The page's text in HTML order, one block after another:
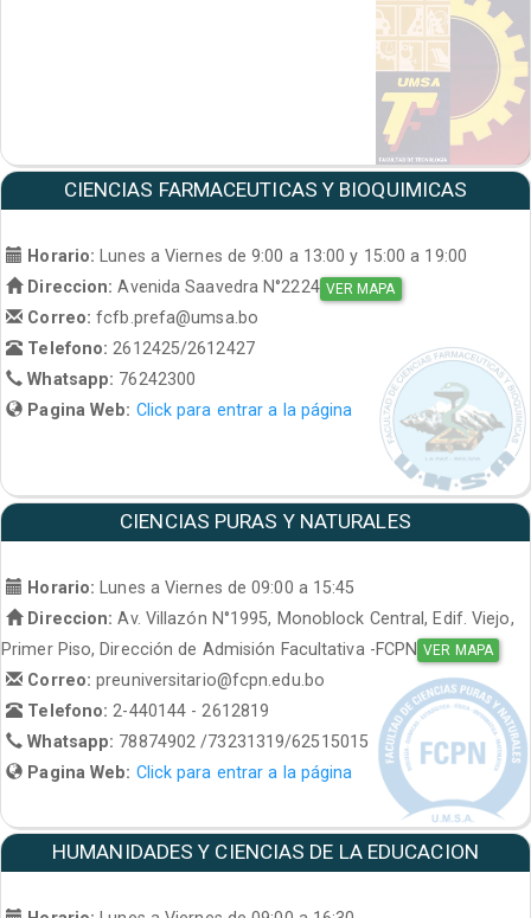
CIENCIAS FARMACEUTICAS Y BIOQUIMICAS
Horario: Lunes a Viernes de 9:00 a 13:00 y 15:00 a 19:00
Direccion: Avenida Saavedra N°2224 VER MAPA
Correo:fcfb.prefa@umsa.bo
Telefono:2612425/2612427
Whatsapp: 76242300
Pagina Web: Click para entrar a la página
CIENCIAS PURAS Y NATURALES
Horario:
Lunes a Viernes de 09:00 a 15:45
Direccion: Av. Villazón N°1995, Monoblock Central, Edif. Viejo,
Primer Piso, Dirección de Admisión Facultativa -FCPN VER MAPA
Correo:preuniversitario@fcpn.edu.bo
Telefono: 2-440144 - 2612819
Whatsapp: 78874902 /73231319/62515015
Pagina Web: Click para entrar a la página
HUMANIDADES Y CIENCIAS DE LA EDUCACION